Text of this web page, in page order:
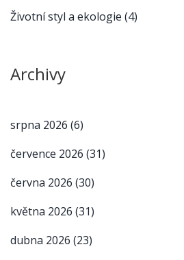
Životní styl a ekologie (4)
Archivy
srpna 2026 (6)
července 2026 (31)
června 2026 (30)
května 2026 (31)
dubna 2026 (23)